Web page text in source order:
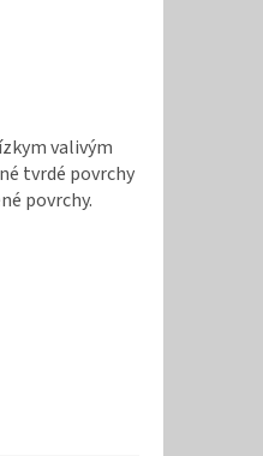
valivým
tvrdé povrchy
povrchy.